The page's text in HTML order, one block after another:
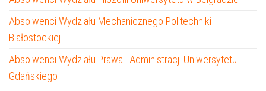
Absolwenci Wydziału Mechanicznego Politechniki
Białostockiej
Absolwenci Wydziału Prawa i Administracji Uniwersytetu
Gdańskiego